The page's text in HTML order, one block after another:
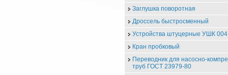
Заглушка поворотная
Дроссель быстросменный
Устройства штуцерные УШК
Кран пробковый
Переводник для насосно-
труб ГОСТ 23979-80